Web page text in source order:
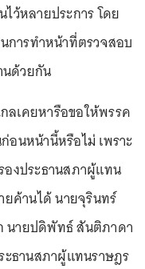
ว้หลายประการ โดย
การทำหน้าที่ตรวจสอบ
นด้วยกัน
ลเคยหารือขอให้พรรค
นหน้านี้หรือไม่ เพราะ
งประธานสภาผู้แทน
ยค้านได้ นายจุรินทร์
นายปดิพัทธ์ สันติภาดา
ธานสภาผู้แทนราษฎร